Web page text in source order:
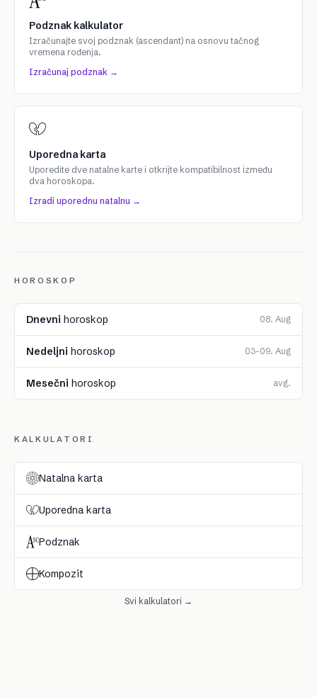
Podznak kalkulator
Izračunajte svoj podznak (ascendant) na osnovu tačnog
vremena rođenja.
Izračunaj podznak →
Uporedna karta
Uporedite dve natalne karte i otkrijte kompatibilnost između
dva horoskopa.
Izradi uporednu natalnu →
HOROSKOP
Dnevni horoskop 08. Aug
Nedeljni horoskop 03–09. Aug
Mesečni horoskop avg.
KALKULATORI
Natalna karta
Uporedna karta
Podznak
Kompozit
Svi kalkulatori →